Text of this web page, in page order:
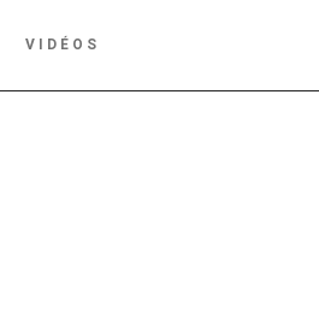
VIDÉOS